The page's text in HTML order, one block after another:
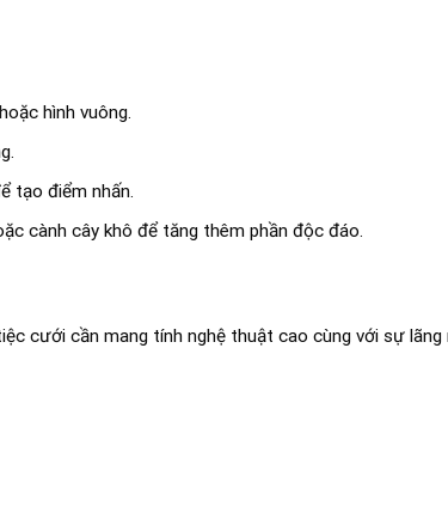
hình vuông.
tạo điểm nhấn.
cành cây khô để tăng thêm phần độc đáo.
cưới cần mang tính nghệ thuật cao cùng với sự lãng